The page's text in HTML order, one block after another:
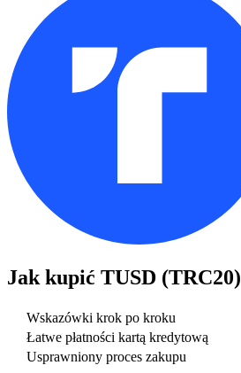
Jak kupić TUSD (TRC20)
Wskazówki krok po kroku
Łatwe płatności kartą kredytową
Usprawniony proces zakupu